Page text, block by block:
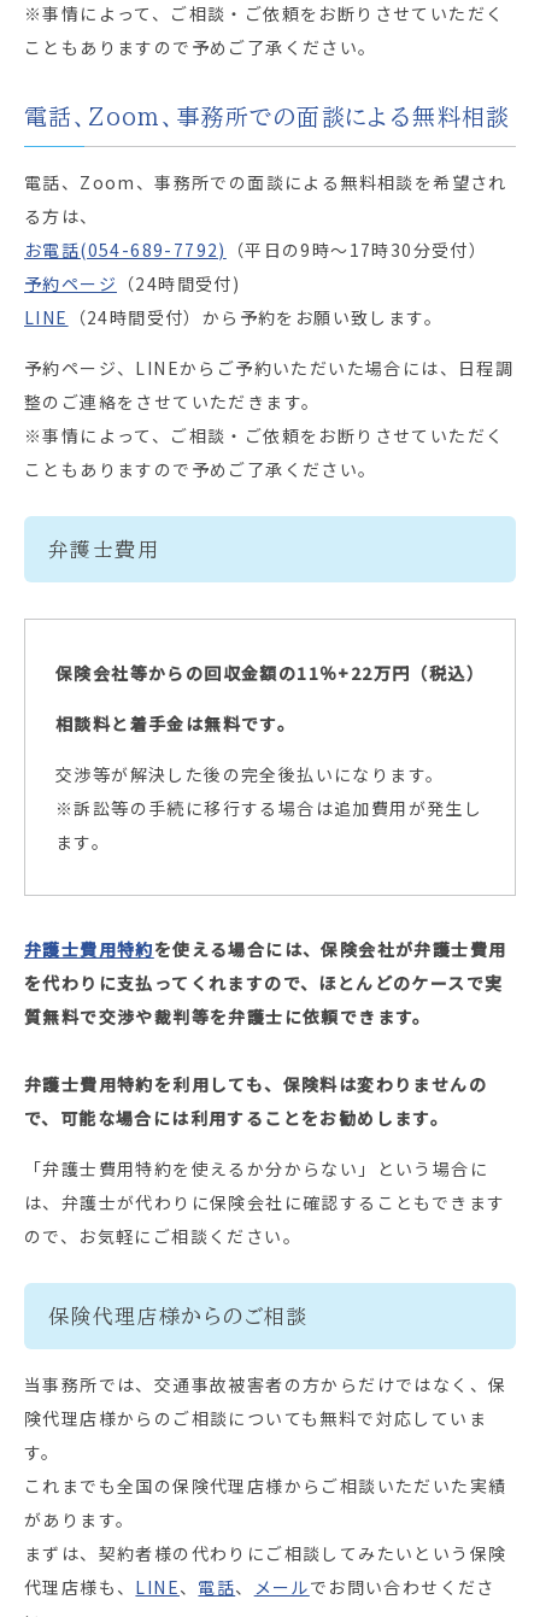
※事情によって、ご相談・ご依頼をお断りさせていただく
こともありますので予めご了承ください。
電話、Zoom、事務所での面談による無料相談
電話、Zoom、事務所での面談による無料相談を希望され
る方は、
お電話(054-689-7792)
（平日の9時～17時30分受付）
予約ページ （24時間受付)
LINE
（24時間受付）から予約をお願い致します。
予約ページ、LINEからご予約いただいた場合には、日程調
整のご連絡をさせていただきます。
※事情によって、ご相談・ご依頼をお断りさせていただく
こともありますので予めご了承ください。
弁護士費用
保険会社等からの回収金額の11％+22万円（税込）
相談料と着手金は無料です。
交渉等が解決した後の完全後払いになります。
※訴訟等の手続に移行する場合は追加費用が発生し
ます。
弁護士費用特約を使える場合には、保険会社が弁護士費用
を代わりに支払ってくれますので、 ほとんどのケースで実
質無料で交渉や裁判等を弁護士に依頼できます。
弁護士費用特約を利用しても、保険料は変わりませんの
で、可能な場合には利用することをお勧めします。
「弁護士費用特約を使えるか分からない」という場合に
は、弁護士が代わりに保険会社に確認することもできます
ので、お気軽にご相談ください。
保険代理店様からのご相談
当事務所では、交通事故被害者の方からだけではなく、保
険代理店様からのご相談についても無料で対応していま
す。
これまでも全国の保険代理店様からご相談いただいた実績
があります。
まずは、契約者様の代わりにご相談してみたいという保険
代理店様も、 LINE、 電話、 メールでお問い合わせくださ